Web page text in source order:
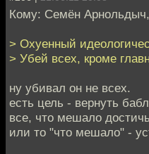
Кому: Семён Арнольдыч,
> Охуенный
> Убей всех, кроме
ну убивал он не всех.
есть цель - вернуть
все, что мешало
или то "что мешало" -